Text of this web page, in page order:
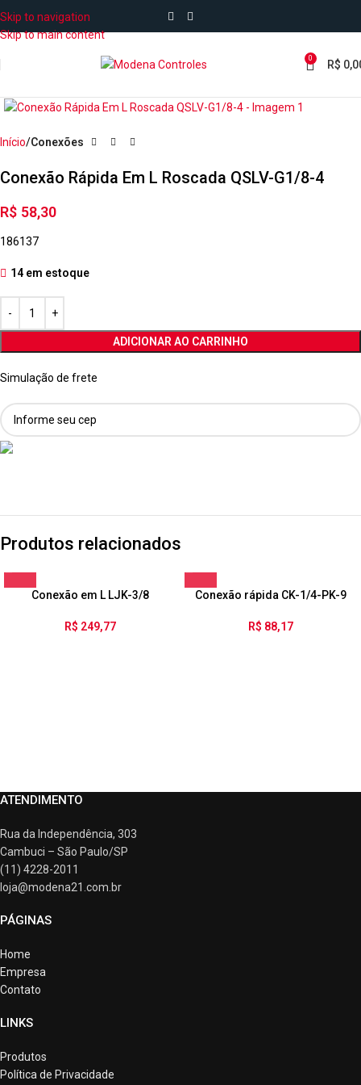
Skip to navigation
Skip to main content
0 R$
Início Conexões
Conexão Rápida Em L Roscada QSLV-G1/8-4
R$ 58,30
186137
14 em estoque
ADICIONAR AO CARRINHO
Simulação de frete
Produtos relacionados
Conexão em L LJK-3/8
R$ 249,77
Conexão rápida CK-1/4-PK-9
R$ 88,17
ATENDIMENTO
Rua da Independência, 303
Cambuci – São Paulo/SP
(11) 4228-2011
loja@modena21.com.br
PÁGINAS
Home
Empresa
Contato
LINKS
Produtos
Política de Privacidade